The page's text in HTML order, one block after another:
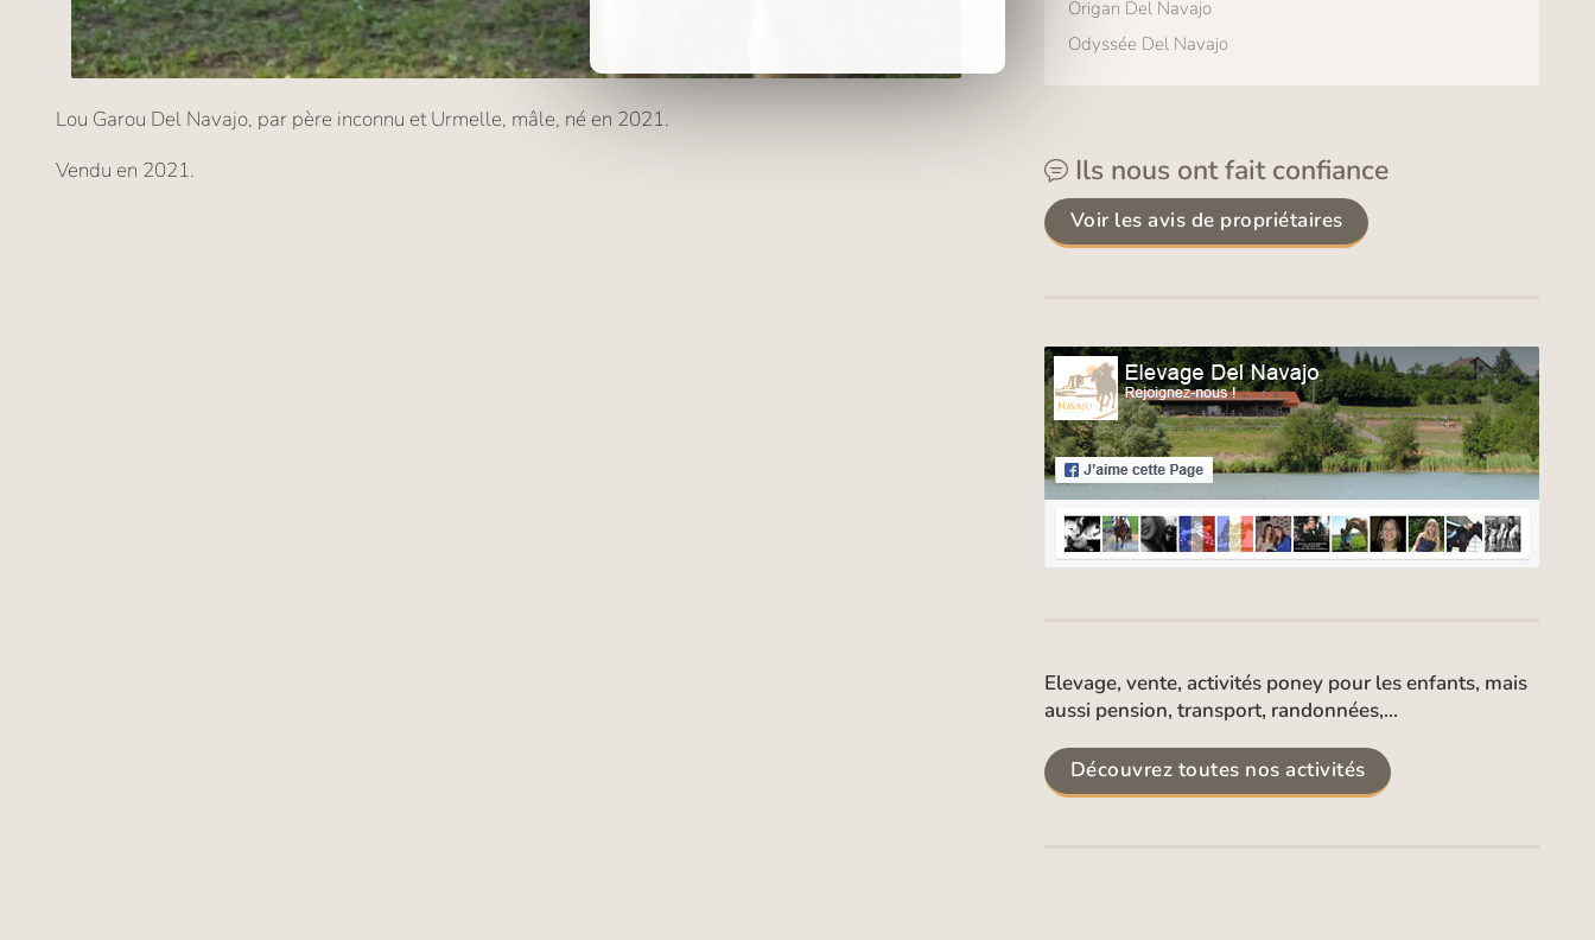
Lou Garou Del Navajo, par père inconnu et Urmelle, mâle, né en 2021.
Vendu en 2021.
Origan Del Navajo
Odyssée Del Navajo
Ils nous ont fait confiance
Voir les avis de propriétaires
Elevage, vente, activités poney pour les enfants, mais
aussi pension, transport, randonnées,...
Découvrez toutes nos activités